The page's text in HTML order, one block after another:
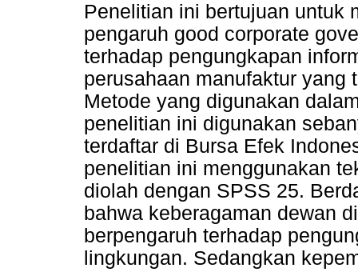
Penelitian ini bertujuan untuk
pengaruh good corporate
terhadap pengungkapan
perusahaan manufaktur yang
Metode yang digunakan
penelitian ini digunakan
terdaftar di Bursa Efek
penelitian ini menggunakan
diolah dengan SPSS 25.
bahwa keberagaman dewan
berpengaruh terhadap
lingkungan. Sedangkan